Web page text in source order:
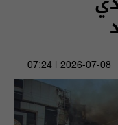
2026-07-08 | 07:24